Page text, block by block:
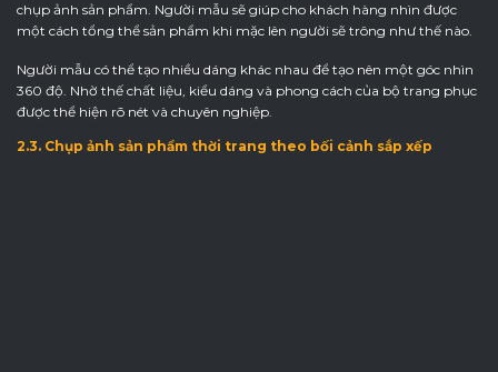
chụp ảnh sản phẩm. Người mẫu sẽ giúp cho khách hàng nhìn được
một cách tổng thể sản phẩm khi mặc lên người sẽ trông như thế nào.
Người mẫu có thể tạo nhiều dáng khác nhau để tạo nên một góc nhìn
360 độ. Nhờ thế chất liệu, kiểu dáng và phong cách của bộ trang phục
được thể hiện rõ nét và chuyên nghiệp.
2.3. Chụp ảnh sản phẩm thời trang theo bối cảnh sắp xếp